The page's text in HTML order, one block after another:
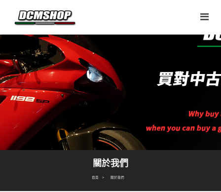
關於我們
首頁 關於我們